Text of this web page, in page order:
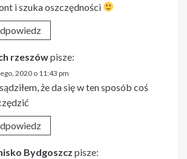
i szuka oszczędności
rzeszówpisze:
2020 o 11:43 pm
że da się w ten sposób coś
Bydgoszcz pisze: